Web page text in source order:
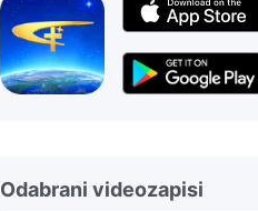
39:22
Riječ
i djelatnika
Riječ
i djelatnika
Odabrani videozapisi